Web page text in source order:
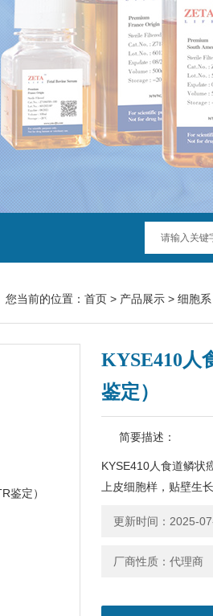
您当前的位置： 首页 > 产品展示 > 细胞系
KYSE410人
鉴定）
简要描述：
KYSE410人食道鳞状
上皮细胞样，贴壁生
更新时间：2025-
厂商性质：代理商